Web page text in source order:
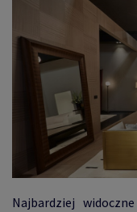
Najbardziej